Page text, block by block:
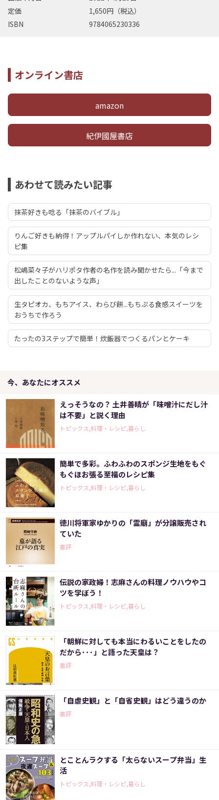
定価
1,650円（税込）
ISBN
9784065230336
オンライン書店
amazon
紀伊國屋書店
あわせて読みたい記事
抹茶好きも唸る「抹茶のバイブル」
りんご好きも納得！アップルパイしか作れない、本気のレシ
ピ集
松嶋菜々子がハリポタ作者の名作を読み聞かせたら...「今まで
出したことのないような声」
生タピオカ、もちアイス、わらび餅...もちぷる食感スイーツを
おうちで作ろう
たったの3ステップで簡単！炊飯器でつくるパンとケーキ
今、あなたにオススメ
えっそうなの？ 土井善晴が「味噌汁にだし汁
は不要」と説く理由
トピックス,料理・レシピ,暮らし
簡単で多彩。ふわふわのスポンジ生地をもぐ
もぐほお張る至福のレシピ集
トピックス,料理・レシピ,暮らし
徳川将軍家ゆかりの「霊廟」が分譲販売され
ていた
書評
伝説の家政婦！志麻さんの料理ノウハウやコ
ツを学ぼう！
トピックス,料理・レシピ,暮らし
「朝鮮に対しても本当にわるいことをしたの
だから･･･」と語った天皇は？
書評
「自虐史観」と「自省史観」はどう違うのか
書評
とことんラクする「太らないスープ弁当」生
活
トピックス,料理・レシピ,暮らし